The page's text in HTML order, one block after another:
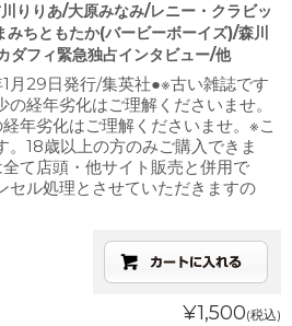
りりあ/大原みなみ/レニー・クラビッ
みちともたか(バービーボーイズ)/森川
ダフィ緊急独占インタビュー/他
月29日発行/集英社●※古い雑誌です
の経年劣化はご理解くださいませ。
年劣化はご理解くださいませ。※こ
。18歳以上の方のみご購入できま
て店頭・他サイト販売と併用で
セル処理とさせていただきますの
¥1,500(税込)